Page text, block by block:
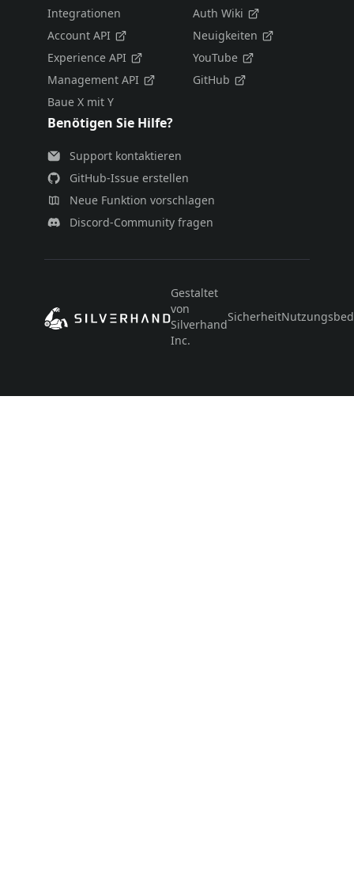
Integrationen
Account API
Experience API
Management API
Baue X mit Y
Auth Wiki
Neuigkeiten
YouTube
GitHub
Benötigen Sie Hilfe?
Support kontaktieren
GitHub-Issue erstellen
Neue Funktion vorschlagen
Discord-Community fragen
Gestaltet
von
Silverhand
Inc.
Sicherheit